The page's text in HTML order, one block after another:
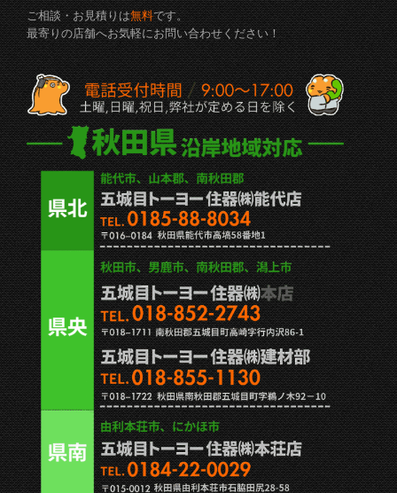
ご相談・お見積りは無料です。
最寄りの店舗へお気軽にお問い合わせください！